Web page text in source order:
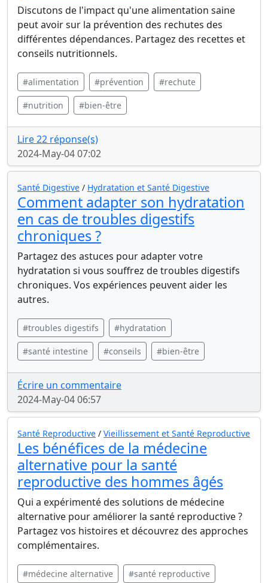
Discutons de l'impact qu'une alimentation saine
peut avoir sur la prévention des rechutes des
différentes dépendances. Partagez des recettes et
conseils nutritionnels.
#alimentation #prévention #rechute
#nutrition #bien-être
Lire 22 réponse(s)
2024-May-04 07:02
Santé Digestive / Hydratation et Santé Digestive
Comment adapter son hydratation
en cas de troubles digestifs
chroniques ?
Partagez des astuces pour adapter votre
hydratation si vous souffrez de troubles digestifs
chroniques. Vos expériences peuvent aider les
autres.
#troubles digestifs #hydratation
#santé intestine #conseils #bien-être
Écrire un commentaire
2024-May-04 06:57
Santé Reproductive / Vieillissement et Santé Reproductive
Les bénéfices de la médecine
alternative pour la santé
reproductive des hommes âgés
Qui a expérimenté des solutions de médecine
alternative pour améliorer la santé reproductive ?
Partagez vos histoires et découvrez des approches
complémentaires.
#médecine alternative #santé reproductive